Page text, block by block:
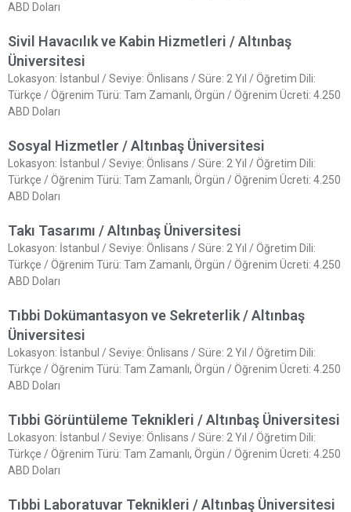
ABD Doları
Sivil Havacılık ve Kabin Hizmetleri / Altınbaş
Üniversitesi
Lokasyon: İstanbul / Seviye: Önlisans / Süre: 2 Yıl / Öğretim Dili:
Türkçe / Öğrenim Türü: Tam Zamanlı, Örgün / Öğrenim Ücreti: 4.250
ABD Doları
Sosyal Hizmetler / Altınbaş Üniversitesi
Lokasyon: İstanbul / Seviye: Önlisans / Süre: 2 Yıl / Öğretim Dili:
Türkçe / Öğrenim Türü: Tam Zamanlı, Örgün / Öğrenim Ücreti: 4.250
ABD Doları
Takı Tasarımı / Altınbaş Üniversitesi
Lokasyon: İstanbul / Seviye: Önlisans / Süre: 2 Yıl / Öğretim Dili:
Türkçe / Öğrenim Türü: Tam Zamanlı, Örgün / Öğrenim Ücreti: 4.250
ABD Doları
Tıbbi Dokümantasyon ve Sekreterlik / Altınbaş
Üniversitesi
Lokasyon: İstanbul / Seviye: Önlisans / Süre: 2 Yıl / Öğretim Dili:
Türkçe / Öğrenim Türü: Tam Zamanlı, Örgün / Öğrenim Ücreti: 4.250
ABD Doları
Tıbbi Görüntüleme Teknikleri / Altınbaş Üniversitesi
Lokasyon: İstanbul / Seviye: Önlisans / Süre: 2 Yıl / Öğretim Dili:
Türkçe / Öğrenim Türü: Tam Zamanlı, Örgün / Öğrenim Ücreti: 4.250
ABD Doları
Tıbbi Laboratuvar Teknikleri / Altınbaş Üniversitesi